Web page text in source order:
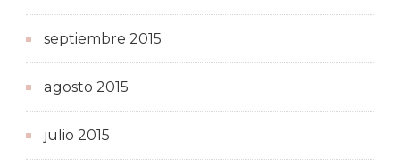
septiembre 2015
agosto 2015
julio 2015